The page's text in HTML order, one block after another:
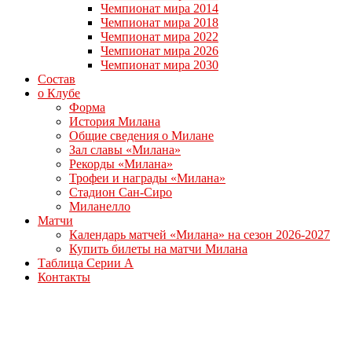
Чемпионат мира 2014
Чемпионат мира 2018
Чемпионат мира 2022
Чемпионат мира 2026
Чемпионат мира 2030
Состав
о Клубе
Форма
История Милана
Общие сведения о Милане
Зал славы «Милана»
Рекорды «Милана»
Трофеи и награды «Милана»
Стадион Сан-Сиро
Миланелло
Матчи
Календарь матчей «Милана» на сезон 2026-2027
Купить билеты на матчи Милана
Таблица Серии А
Контакты